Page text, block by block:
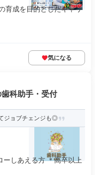
育成を目的としたキャリ
気になる
歯科助手・受付
ジョブチェンジも◎
ーしあえる方 ＊高卒以上